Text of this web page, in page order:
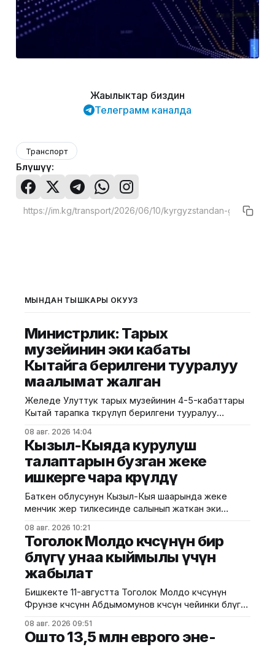
Жаңылыктар биздин
Телеграмм каналда
Транспорт
Бөлүшүү:
МЫНДАН ТЫШКАРЫ ОКУҢУЗ
Министрлик: Тарых
музейинин эки кабаты
Кытайга берилгени тууралуу
маалымат жалган
Желеде Улуттук тарых музейинин 4-5-кабаттары
Кытай тарапка өткөрүлүп берилгени тууралуу
Маданият, маалымат жана жаштар саясаты
министрлиги билдирди. Министрликтин
маалыматына караганда, музейдин эч бир бөлүгү
чет өлкөлүк мекемелерге менчикке, ижарага же
туруктуу пайдаланууга берилген эмес.
Белгилегендей, “Гармония сулуулукту жаратат:
Байыркы Кытай цивилизациясынын көркөм өнөр
08 авг. 2026 14:04
Кызыл-Кыяда курулуш
талаптарын бузган жеке
ишкерге чара көрүлдү
Баткен облусунун Кызыл-Кыя шаарында жеке
менчик жер тилкесинде салынып жаткан эки
бузуулар аныкталды. Бул тууралуу Курулуш,
архитектура жана турак жай-коммуналдык чарба
министрлигинин басма сөз кызматы билдирди.
Маалыматка ылайык, Кулатов көчөсүндө жайгашкан
жана долбоордук документтер таризделбестен
жүргүзүлгөн. Жер казууда
08 авг. 2026 10:21
Тоголок Молдо көчөсүнүн бир
бөлүгү унаа кыймылы үчүн
жабылат
Бишкекте 11-августта Тоголок Молдо көчөсүнүн
Фрунзе көчөсүнөн Абдымомунов көчөсүнө чейинки бөлүгү
мэриясынын билдиришкендей, аталган тилкеде
бул убакта курулуш иштери жүргүзүлөт. Ал эми
08 авг. 2026 09:51
Ошто 13,5 млн еврого эне-